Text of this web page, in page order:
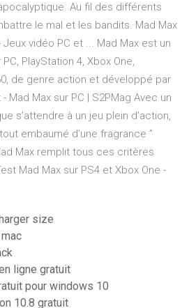
Au fil des différents
le mal et les bandits. Mad Max
vidéo PC et ... Mad Max est un
PlayStation 4, Xbox One,
de genre action et développé par
Mad Max sur PC | S2PMag Avec un
s’attendre à un jeu plein d’action,
embaumé d’une fragrance ”
Max remplit tous ces critères
Mad Max sur PS4 et Xbox One -
size
ligne gratuit
pour windows 10
10.8 gratuit